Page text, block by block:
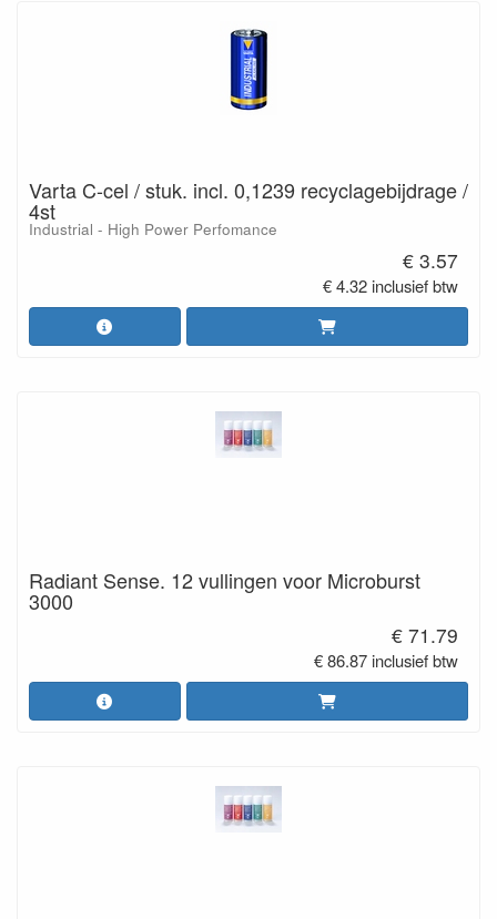
Varta C-cel / stuk. incl. 0,1239 recyclagebijdrage /
4st
Industrial - High Power Perfomance
€ 3.57
€ 4.32 inclusief btw
Radiant Sense. 12 vullingen voor Microburst
3000
€ 71.79
€ 86.87 inclusief btw